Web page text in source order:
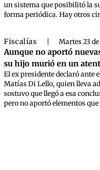
un sistema que posibilitó la
forma periódica. Hay otros
Fiscalías Martes 23
Aunque no aportó
su hijo murió en un
El ex presidente declaró ante
Matías Di Lello, quien lleva
sostuvo que llegó a esa
pero no aportó elementos